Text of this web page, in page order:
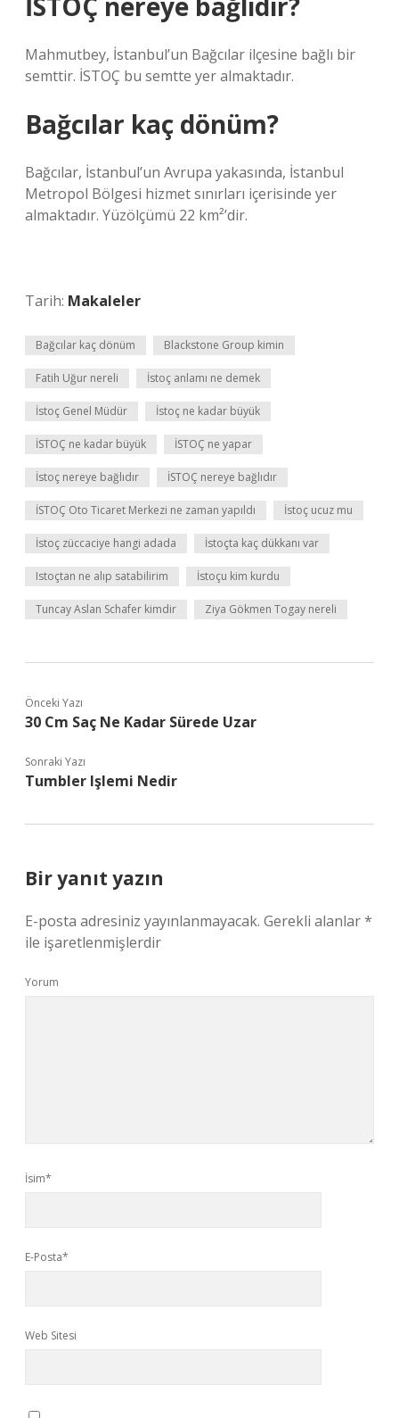
Mahmutbey, İstanbul’un Bağcılar ilçesine bağlı bir
semttir. İSTOÇ bu semtte yer almaktadır.
Bağcılar kaç dönüm?
Bağcılar, İstanbul’un Avrupa yakasında, İstanbul
Metropol Bölgesi hizmet sınırları içerisinde yer
almaktadır. Yüzölçümü 22 km²’dir.
Tarih: Makaleler
Bağcılar kaç dönüm Blackstone Group kimin
Fatih Uğur nereli İstoç anlamı ne demek
İstoç Genel Müdür İstoç ne kadar büyük
İSTOÇ ne kadar büyük İSTOÇ ne yapar
İstoç nereye bağlıdır İSTOÇ nereye bağlıdır
İSTOÇ Oto Ticaret Merkezi ne zaman yapıldı İstoç ucuz mu
İstoç züccaciye hangi adada İstoçta kaç dükkanı var
Istoçtan ne alıp satabilirim İstoçu kim kurdu
Tuncay Aslan Schafer kimdir Ziya Gökmen Togay nereli
Önceki Yazı
30 Cm Saç Ne Kadar Sürede Uzar
Sonraki Yazı
Tumbler Işlemi Nedir
Bir yanıt yazın
E-posta adresiniz yayınlanmayacak. Gerekli alanlar*
ile işaretlenmişlerdir
Yorum
İsim*
E-Posta*
Web Sitesi